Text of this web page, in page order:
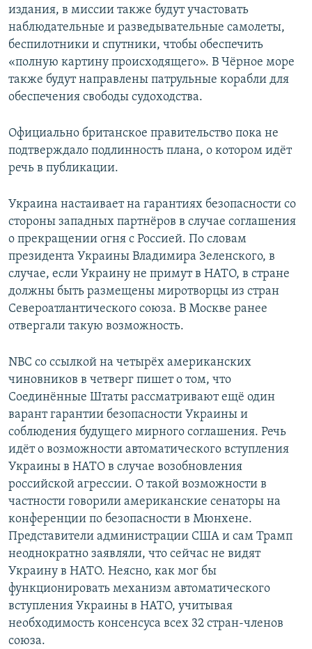
издания, в миссии также будут участовать
наблюдательные и разведывательные самолеты,
беспилотники и спутники, чтобы обеспечить
«полную картину происходящего». В Чёрное море
также будут направлены патрульные корабли для
обеспечения свободы судоходства.
Официально британское правительство пока не
подтверждало подлинность плана, о котором идёт
речь в публикации.
Украина настаивает на гарантиях безопасности со
стороны западных партнёров в случае соглашения
о прекращении огня с Россией. По словам
президента Украины Владимира Зеленского, в
случае, если Украину не примут в НАТО, в стране
должны быть размещены миротворцы из стран
Североатлантического союза. В Москве ранее
отвергали такую возможность.
NBC со ссылкой на четырёх американских
чиновников в четверг пишет о том, что
Соединённые Штаты рассматривают ещё один
варант гарантии безопасности Украины и
соблюдения будущего мирного соглашения. Речь
идёт о возможности автоматического вступления
Украины в НАТО в случае возобновления
российской агрессии. О такой возможности в
частности говорили американские сенаторы на
конференции по безопасности в Мюнхене.
Представители администрации США и сам Трамп
неоднократно заявляли, что сейчас не видят
Украину в НАТО. Неясно, как мог бы
функционировать механизм автоматического
вступления Украины в НАТО, учитывая
необходимость консенсуса всех 32 стран-членов
союза.